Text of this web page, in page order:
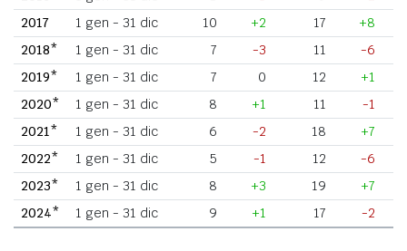
2017
1 gen - 31 dic 10 +2 17
+8
2018*
1 gen - 31 dic 7 -3 11
-6
2019*
1 gen - 31 dic 7 0 12
+1
2020*
1 gen - 31 dic 8 +1 11
-1
2021*
1 gen - 31 dic 6 -2 18
+7
2022*
1 gen - 31 dic 5 -1 12
-6
2023*
1 gen - 31 dic 8 +3 19
+7
2024*
1 gen - 31 dic 9 +1 17 -2